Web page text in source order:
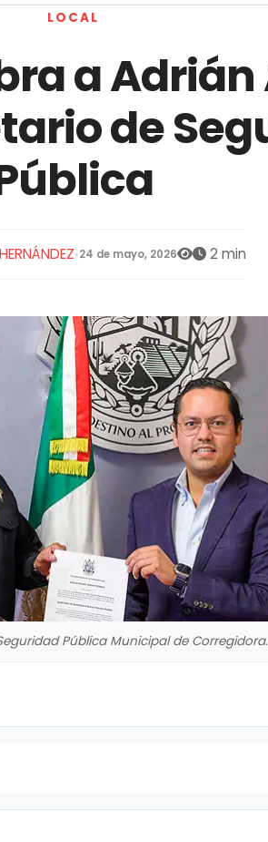
LOCAL
a Adrián
de
•24 de mayo, 2026 2 min
Pública Municipal de